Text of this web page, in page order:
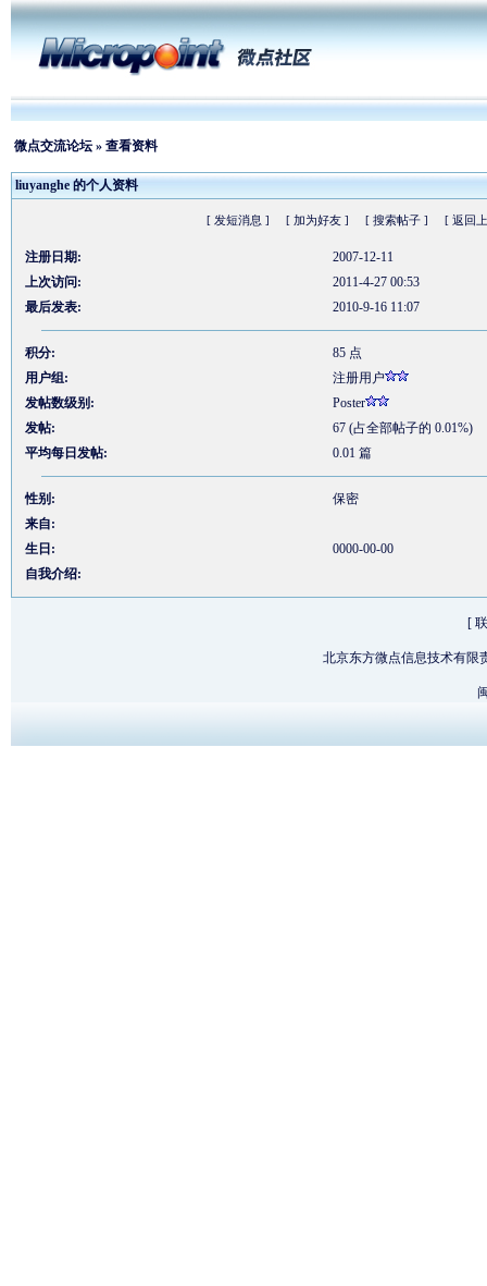
微点交流论坛 » 查看资料
liuyanghe 的个人资料
[ 发短消息 ] [ 加为好友 ] [ 搜索帖子 ] [ 返回
注册日期:
2007-12-11
上次访问:
2011-4-27 00:53
最后发表:
2010-9-16 11:07
积分:
85 点
用户组:
注册用户
发帖数级别:
Poster
发帖:
67 (占全部帖子的 0.01%)
平均每日发帖:
0.01 篇
性别:
保密
来自:
生日:
0000-00-00
自我介绍:
[
北京东方微点信息技术有限